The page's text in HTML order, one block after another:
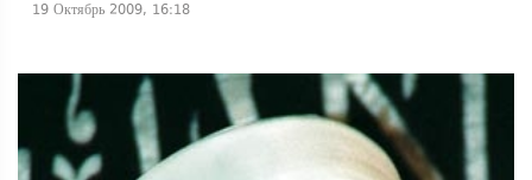
19 Октябрь 2009, 16:18